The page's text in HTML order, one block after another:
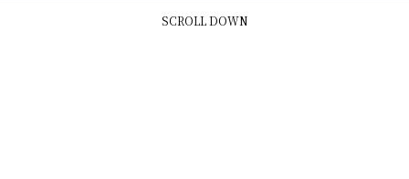
SCROLL DOWN